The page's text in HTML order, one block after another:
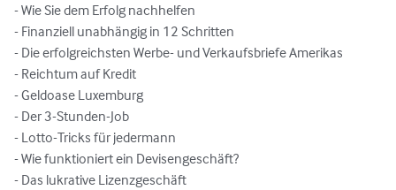
- Wie Sie dem Erfolg nachhelfen
- Finanziell unabhängig in 12 Schritten
- Die erfolgreichsten Werbe- und Verkaufsbriefe Amerikas
- Reichtum auf Kredit
- Geldoase Luxemburg
- Der 3-Stunden-Job
- Lotto-Tricks für jedermann
- Wie funktioniert ein Devisengeschäft?
- Das lukrative Lizenzgeschäft